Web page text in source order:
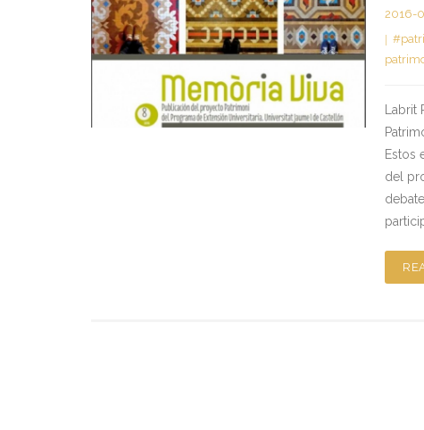
2016-
Estos
del